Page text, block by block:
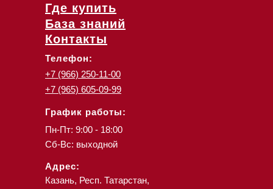
Где купить
База знаний
Контакты
Телефон:
График работы:
+7 (966) 250-11-00
+7 (965) 605-09-99
Пн-Пт: 9:00 - 18:00
Сб-Вс: выходной
Адрес:
Казань, Респ. Татарстан,